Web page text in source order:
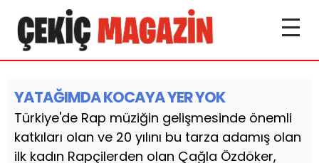
YATAĞIMDA KOCAYA YER YOK
Türkiye'de Rap müziğin gelişmesinde önemli
katkıları olan ve 20 yılını bu tarza adamış olan
ilk kadın Rapçilerden olan Çağla Özdöker,